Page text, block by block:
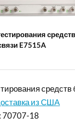
средств
E7515A
из США
18